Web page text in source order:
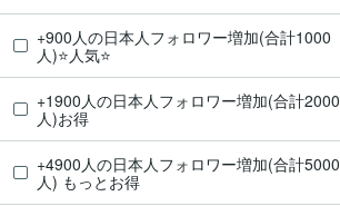
+900人の日本人フォロワー増加(合計1000
人)⭐️人気⭐️
+1900人の日本人フォロワー増加(合計2000
人)お得
+4900人の日本人フォロワー増加(合計5000
人) もっとお得